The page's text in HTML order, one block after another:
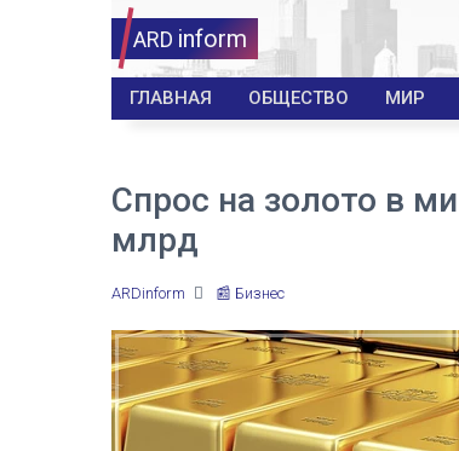
ARD inform
ГЛАВНАЯ ОБЩЕСТВО МИР
Спрос на золото в
млрд
ARDinform 📰 Бизнес